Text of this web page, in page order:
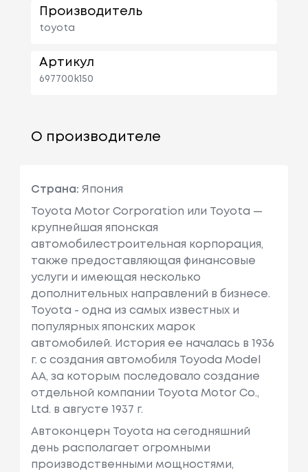
Производитель
toyota
Артикул
697700k150
О производителе
Страна: Япония
Toyota Motor Corporation или Toyota —
крупнейшая японская
автомобилестроительная корпорация,
также предоставляющая финансовые
услуги и имеющая несколько
дополнительных направлений в бизнесе.
Toyota - одна из самых известных и
популярных японских марок
автомобилей. История ее началась в 1936
г. с создания автомобиля Toyoda Model
AA, за которым последовало создание
отдельной компании Toyota Motor Co.,
Ltd. в августе 1937 г.
Автоконцерн Toyota на сегодняшний
день располагает огромными
производственными мощностями,